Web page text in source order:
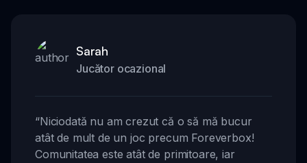
Sarah
Jucător ocazional
“Niciodată nu am crezut că o să mă bucur
atât de mult de un joc precum Foreverbox!
Comunitatea este atât de primitoare, iar